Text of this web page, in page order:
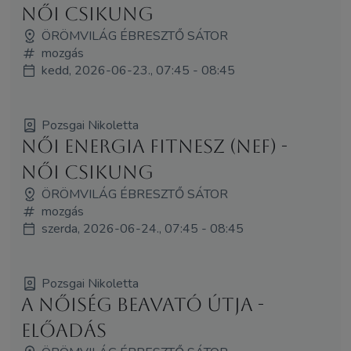
Női Csikung
ÖRÖMVILÁG ÉBRESZTŐ SÁTOR
mozgás
kedd, 2026-06-23., 07:45 - 08:45
Pozsgai Nikoletta
Női Energia Fitnesz (NEF) -
Női Csikung
ÖRÖMVILÁG ÉBRESZTŐ SÁTOR
mozgás
szerda, 2026-06-24., 07:45 - 08:45
Pozsgai Nikoletta
A Nőiség Beavató Útja -
előadás